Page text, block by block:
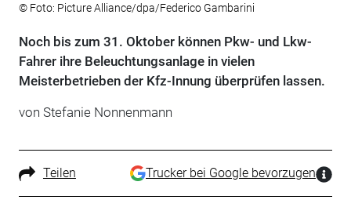
© Foto: Picture Alliance/dpa/Federico Gambarini
Noch bis zum 31. Oktober können Pkw- und Lkw-
Fahrer ihre Beleuchtungsanlage in vielen
Meisterbetrieben der Kfz-Innung überprüfen lassen.
von Stefanie Nonnenmann
Teilen Trucker bei Google bevorzugen